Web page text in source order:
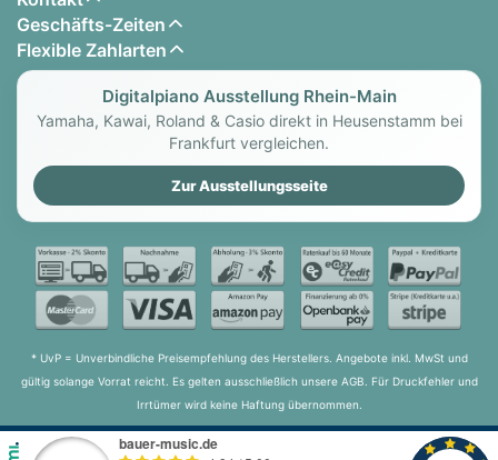
Geschäfts-Zeiten
Flexible Zahlarten
Digitalpiano Ausstellung Rhein-Main
Yamaha, Kawai, Roland & Casio direkt in Heusenstamm bei
Frankfurt vergleichen.
Zur Ausstellungsseite
* UvP = Unverbindliche Preisempfehlung des Herstellers. Angebote inkl. MwSt und
gültig solange Vorrat reicht. Es gelten ausschließlich unsere AGB. Für Druckfehler und
Irrtümer wird keine Haftung übernommen.